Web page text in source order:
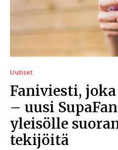
Uutiset
Faniviesti, joka
– uusi
yleisölle
tekijöitä